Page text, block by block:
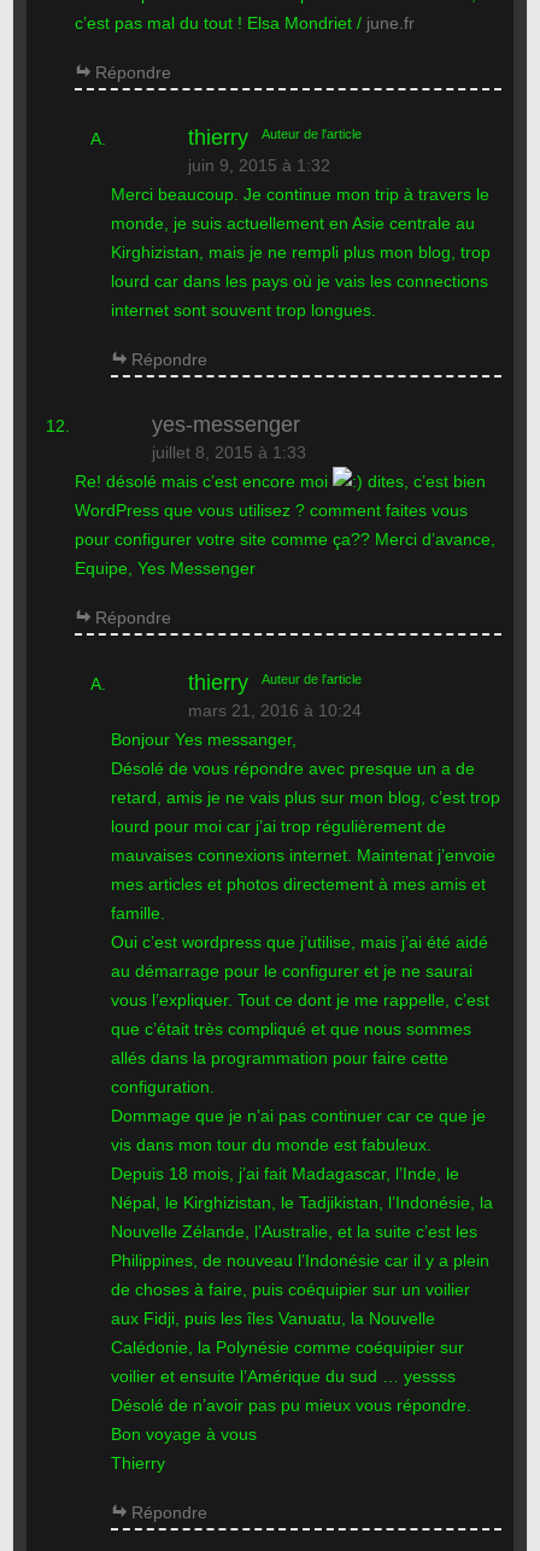
c’est pas mal du tout ! Elsa Mondriet / june.fr
Répondre
thierry Auteur de l'article
juin 9, 2015 à 1:32
Merci beaucoup. Je continue mon trip à travers le
monde, je suis actuellement en Asie centrale au
Kirghizistan, mais je ne rempli plus mon blog, trop
lourd car dans les pays où je vais les connections
internet sont souvent trop longues.
Répondre
yes-messenger
juillet 8, 2015 à 1:33
Re! désolé mais c’est encore moi
dites, c’est bien
WordPress que vous utilisez ? comment faites vous
pour configurer votre site comme ça?? Merci d’avance,
Equipe, Yes Messenger
Répondre
thierry Auteur de l'article
mars 21, 2016 à 10:24
Bonjour Yes messanger,
Désolé de vous répondre avec presque un a de
retard, amis je ne vais plus sur mon blog, c’est trop
lourd pour moi car j’ai trop régulièrement de
mauvaises connexions internet. Maintenat j’envoie
mes articles et photos directement à mes amis et
famille.
Oui c’est wordpress que j’utilise, mais j’ai été aidé
au démarrage pour le configurer et je ne saurai
vous l’expliquer. Tout ce dont je me rappelle, c’est
que c’était très compliqué et que nous sommes
allés dans la programmation pour faire cette
configuration.
Dommage que je n’ai pas continuer car ce que je
vis dans mon tour du monde est fabuleux.
Depuis 18 mois, j’ai fait Madagascar, l’Inde, le
Népal, le Kirghizistan, le Tadjikistan, l’Indonésie, la
Nouvelle Zélande, l’Australie, et la suite c’est les
Philippines, de nouveau l’Indonésie car il y a plein
de choses à faire, puis coéquipier sur un voilier
aux Fidji, puis les îles Vanuatu, la Nouvelle
Calédonie, la Polynésie comme coéquipier sur
voilier et ensuite l’Amérique du sud … yessss
Désolé de n’avoir pas pu mieux vous répondre.
Bon voyage à vous
Thierry
Répondre